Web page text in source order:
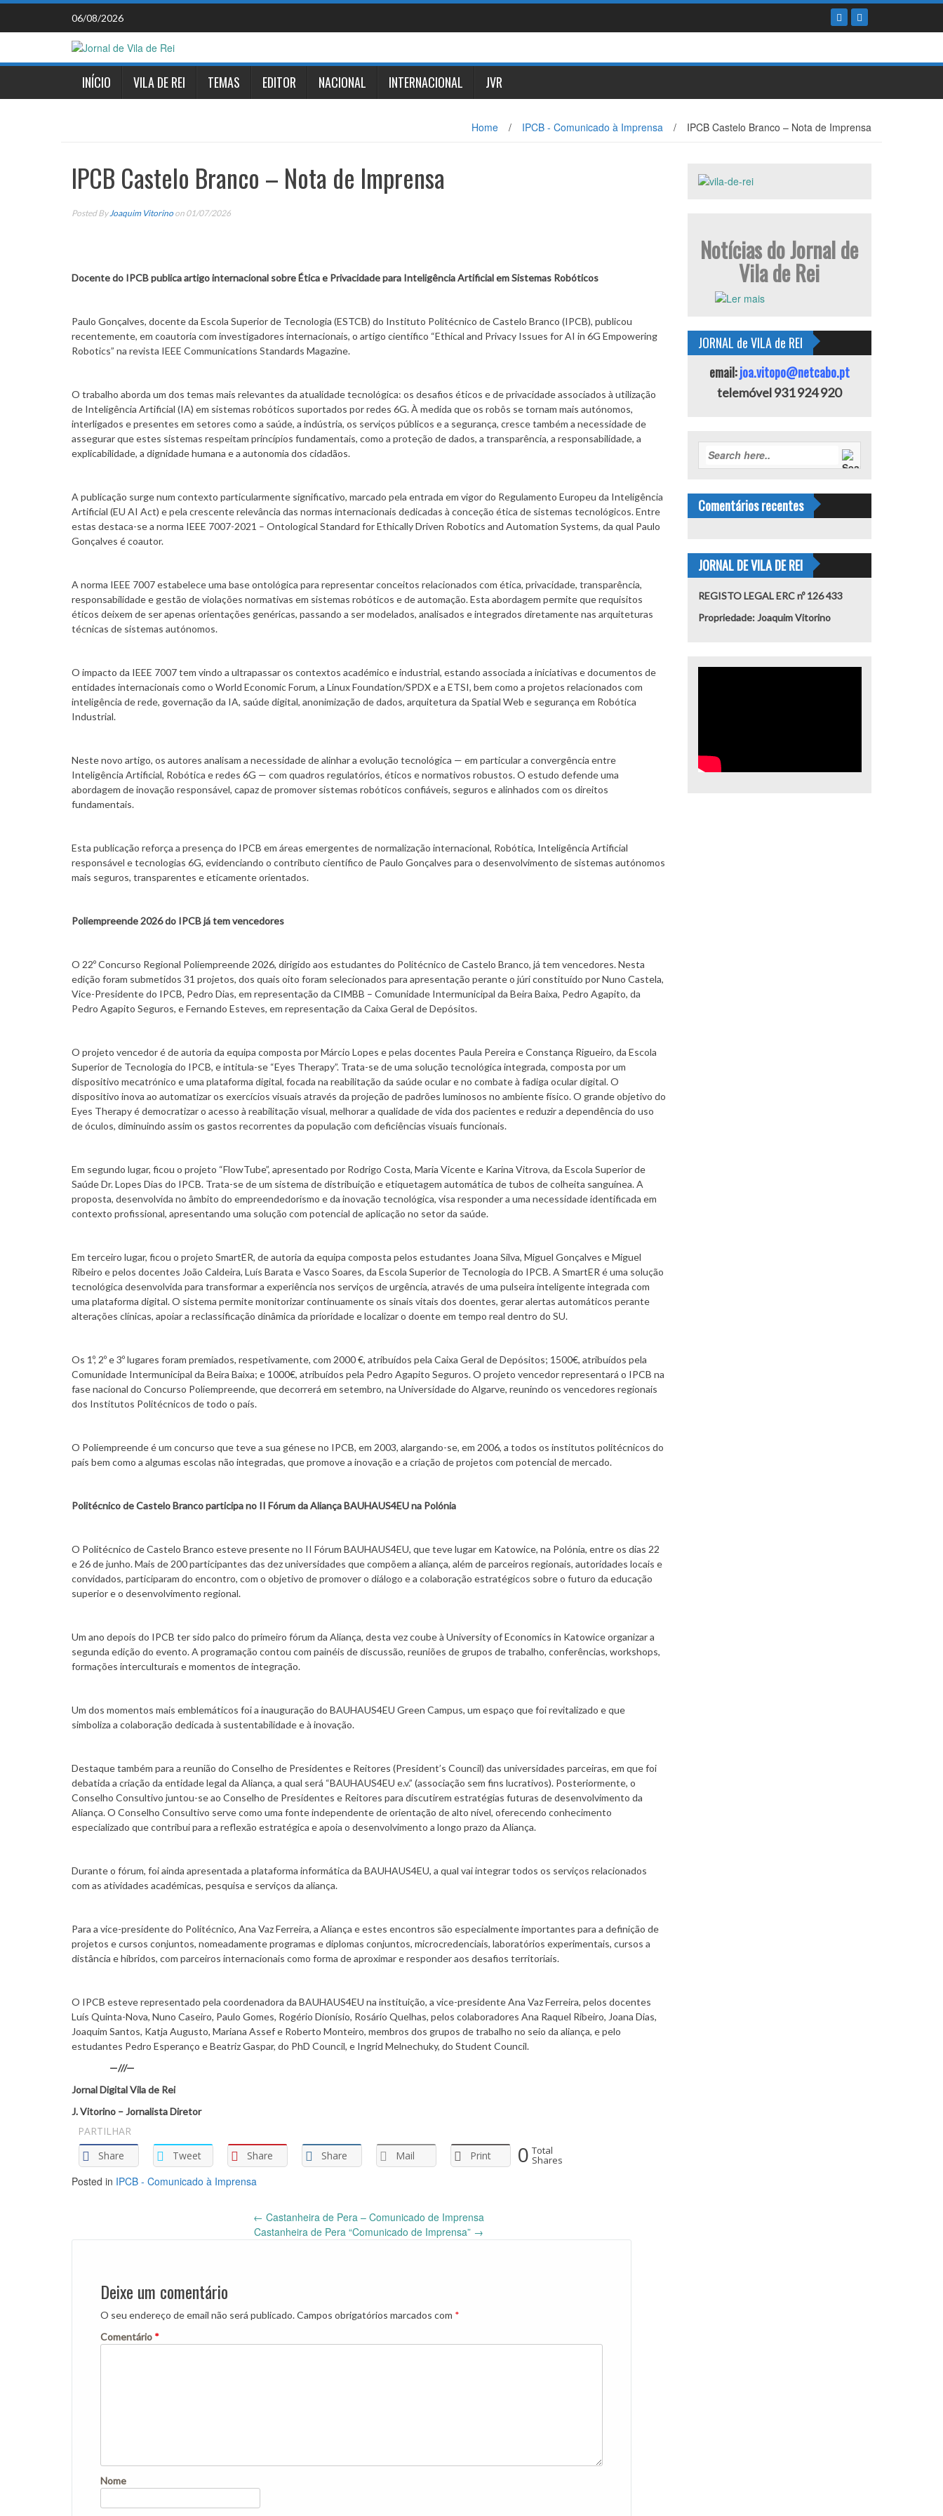
Skip
content
06/08/2026
INÍCIO VILA DE REI TEMAS EDITOR NACIONAL INTERNACIONAL JVR
Home / IPCB - Comunicado à Imprensa / IPCB Castelo Branco – Nota de Imprensa
IPCB Castelo Branco – Nota de Imprensa
Posted By Joaquim Vitorino on 01/07/2026
Docente do IPCB publica artigo internacional sobre Ética e Privacidade para Inteligência Artificial em Sistemas Robóticos
Paulo Gonçalves, docente da Escola Superior de Tecnologia (ESTCB) do Instituto Politécnico de Castelo Branco (IPCB), publicou
recentemente, em coautoria com investigadores internacionais, o artigo científico “Ethical and Privacy Issues for AI in 6G Empowering
Robotics” na revista IEEE Communications Standards Magazine.
O trabalho aborda um dos temas mais relevantes da atualidade tecnológica: os desafios éticos e de privacidade associados à utilização
de Inteligência Artificial (IA) em sistemas robóticos suportados por redes 6G. À medida que os robôs se tornam mais autónomos,
interligados e presentes em setores como a saúde, a indústria, os serviços públicos e a segurança, cresce também a necessidade de
assegurar que estes sistemas respeitam princípios fundamentais, como a proteção de dados, a transparência, a responsabilidade, a
explicabilidade, a dignidade humana e a autonomia dos cidadãos.
A publicação surge num contexto particularmente significativo, marcado pela entrada em vigor do Regulamento Europeu da Inteligência
Artificial (EU AI Act) e pela crescente relevância das normas internacionais dedicadas à conceção ética de sistemas tecnológicos. Entre
estas destaca-se a norma IEEE 7007-2021 – Ontological Standard for Ethically Driven Robotics and Automation Systems, da qual Paulo
Gonçalves é coautor.
A norma IEEE 7007 estabelece uma base ontológica para representar conceitos relacionados com ética, privacidade, transparência,
responsabilidade e gestão de violações normativas em sistemas robóticos e de automação. Esta abordagem permite que requisitos
éticos deixem de ser apenas orientações genéricas, passando a ser modelados, analisados e integrados diretamente nas arquiteturas
técnicas de sistemas autónomos.
O impacto da IEEE 7007 tem vindo a ultrapassar os contextos académico e industrial, estando associada a iniciativas e documentos de
entidades internacionais como o World Economic Forum, a Linux Foundation/SPDX e a ETSI, bem como a projetos relacionados com
inteligência de rede, governação da IA, saúde digital, anonimização de dados, arquitetura da Spatial Web e segurança em Robótica
Industrial.
Neste novo artigo, os autores analisam a necessidade de alinhar a evolução tecnológica — em particular a convergência entre
Inteligência Artificial, Robótica e redes 6G — com quadros regulatórios, éticos e normativos robustos. O estudo defende uma
abordagem de inovação responsável, capaz de promover sistemas robóticos confiáveis, seguros e alinhados com os direitos
fundamentais.
Esta publicação reforça a presença do IPCB em áreas emergentes de normalização internacional, Robótica, Inteligência Artificial
responsável e tecnologias 6G, evidenciando o contributo científico de Paulo Gonçalves para o desenvolvimento de sistemas autónomos
mais seguros, transparentes e eticamente orientados.
Poliempreende 2026 do IPCB já tem vencedores
O 22º Concurso Regional Poliempreende 2026, dirigido aos estudantes do Politécnico de Castelo Branco, já tem vencedores. Nesta
edição foram submetidos 31 projetos, dos quais oito foram selecionados para apresentação perante o júri constituído por Nuno Castela,
Vice-Presidente do IPCB, Pedro Dias, em representação da CIMBB – Comunidade Intermunicipal da Beira Baixa, Pedro Agapito, da
Pedro Agapito Seguros, e Fernando Esteves, em representação da Caixa Geral de Depósitos.
O projeto vencedor é de autoria da equipa composta por Márcio Lopes e pelas docentes Paula Pereira e Constança Rigueiro, da Escola
Superior de Tecnologia do IPCB, e intitula-se “Eyes Therapy”. Trata-se de uma solução tecnológica integrada, composta por um
dispositivo mecatrónico e uma plataforma digital, focada na reabilitação da saúde ocular e no combate à fadiga ocular digital. O
dispositivo inova ao automatizar os exercícios visuais através da projeção de padrões luminosos no ambiente físico. O grande objetivo do
Eyes Therapy é democratizar o acesso à reabilitação visual, melhorar a qualidade de vida dos pacientes e reduzir a dependência do uso
de óculos, diminuindo assim os gastos recorrentes da população com deficiências visuais funcionais.
Em segundo lugar, ficou o projeto “FlowTube”, apresentado por Rodrigo Costa, Maria Vicente e Karina Vitrova, da Escola Superior de
Saúde Dr. Lopes Dias do IPCB. Trata-se de um sistema de distribuição e etiquetagem automática de tubos de colheita sanguínea. A
proposta, desenvolvida no âmbito do empreendedorismo e da inovação tecnológica, visa responder a uma necessidade identificada em
contexto profissional, apresentando uma solução com potencial de aplicação no setor da saúde.
Em terceiro lugar, ficou o projeto SmartER, de autoria da equipa composta pelos estudantes Joana Silva, Miguel Gonçalves e Miguel
Ribeiro e pelos docentes João Caldeira, Luís Barata e Vasco Soares, da Escola Superior de Tecnologia do IPCB. A SmartER é uma solução
tecnológica desenvolvida para transformar a experiência nos serviços de urgência, através de uma pulseira inteligente integrada com
uma plataforma digital. O sistema permite monitorizar continuamente os sinais vitais dos doentes, gerar alertas automáticos perante
alterações clínicas, apoiar a reclassificação dinâmica da prioridade e localizar o doente em tempo real dentro do SU.
Os 1º, 2º e 3º lugares foram premiados, respetivamente, com 2000 €, atribuídos pela Caixa Geral de Depósitos; 1500€, atribuídos pela
Comunidade Intermunicipal da Beira Baixa; e 1000€, atribuídos pela Pedro Agapito Seguros. O projeto vencedor representará o IPCB na
fase nacional do Concurso Poliempreende, que decorrerá em setembro, na Universidade do Algarve, reunindo os vencedores regionais
dos Institutos Politécnicos de todo o país.
O Poliempreende é um concurso que teve a sua génese no IPCB, em 2003, alargando-se, em 2006, a todos os institutos politécnicos do
país bem como a algumas escolas não integradas, que promove a inovação e a criação de projetos com potencial de mercado.
Politécnico de Castelo Branco participa no II Fórum da Aliança BAUHAUS4EU na Polónia
O Politécnico de Castelo Branco esteve presente no II Fórum BAUHAUS4EU, que teve lugar em Katowice, na Polónia, entre os dias 22
e 26 de junho. Mais de 200 participantes das dez universidades que compõem a aliança, além de parceiros regionais, autoridades locais e
convidados, participaram do encontro, com o objetivo de promover o diálogo e a colaboração estratégicos sobre o futuro da educação
superior e o desenvolvimento regional.
Um ano depois do IPCB ter sido palco do primeiro fórum da Aliança, desta vez coube à University of Economics in Katowice organizar a
segunda edição do evento. A programação contou com painéis de discussão, reuniões de grupos de trabalho, conferências, workshops,
formações interculturais e momentos de integração.
Um dos momentos mais emblemáticos foi a inauguração do BAUHAUS4EU Green Campus, um espaço que foi revitalizado e que
simboliza a colaboração dedicada à sustentabilidade e à inovação.
Destaque também para a reunião do Conselho de Presidentes e Reitores (President’s Council) das universidades parceiras, em que foi
debatida a criação da entidade legal da Aliança, a qual será “BAUHAUS4EU e.v.” (associação sem fins lucrativos). Posteriormente, o
Conselho Consultivo juntou-se ao Conselho de Presidentes e Reitores para discutirem estratégias futuras de desenvolvimento da
Aliança. O Conselho Consultivo serve como uma fonte independente de orientação de alto nível, oferecendo conhecimento
especializado que contribui para a reflexão estratégica e apoia o desenvolvimento a longo prazo da Aliança.
Durante o fórum, foi ainda apresentada a plataforma informática da BAUHAUS4EU, a qual vai integrar todos os serviços relacionados
com as atividades académicas, pesquisa e serviços da aliança.
Para a vice-presidente do Politécnico, Ana Vaz Ferreira, a Aliança e estes encontros são especialmente importantes para a definição de
projetos e cursos conjuntos, nomeadamente programas e diplomas conjuntos, microcredenciais, laboratórios experimentais, cursos a
distância e híbridos, com parceiros internacionais como forma de aproximar e responder aos desafios territoriais.
O IPCB esteve representado pela coordenadora da BAUHAUS4EU na instituição, a vice-presidente Ana Vaz Ferreira, pelos docentes
Luís Quinta-Nova, Nuno Caseiro, Paulo Gomes, Rogério Dionísio, Rosário Quelhas, pelos colaboradores Ana Raquel Ribeiro, Joana Dias,
Joaquim Santos, Katja Augusto, Mariana Assef e Roberto Monteiro, membros dos grupos de trabalho no seio da aliança, e pelo
estudantes Pedro Esperanço e Beatriz Gaspar, do PhD Council, e Ingrid Melnechuky, do Student Council.
—///—
Jornal Digital Vila de Rei
J. Vitorino – Jornalista Diretor
PARTILHAR
Share
Tweet Share Share Mail Print 0 Total
Shares
Posted in IPCB - Comunicado à Imprensa
navigation
← Castanheira de Pera – Comunicado de Imprensa
Castanheira de Pera “Comunicado de Imprensa” →
Deixe um comentário
O seu endereço de email não será publicado.Campos obrigatórios marcados com *
Comentário *
Nome
Notícias do Jornal de
Vila de Rei
JORNAL de VILA de REI
email:joa.vitopo@netcabo.pt
telemóvel 931 924 920
Comentários recentes
JORNAL DE VILA DE REI
REGISTO LEGAL ERC nº 126 433
Propriedade: Joaquim Vitorino